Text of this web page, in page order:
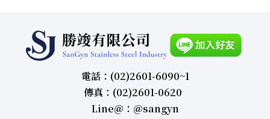
電話：(02)2601-6090~1
傳真：(02)2601-0620
Line＠：＠sangyn